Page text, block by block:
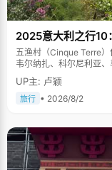
2025意大利之行10
五渔村（Cinque Terre）
韦尔纳扎、科尔尼利亚
山傍海，房屋色彩斑斓，
UP主: 卢颖
旅行 • 2026/8/2